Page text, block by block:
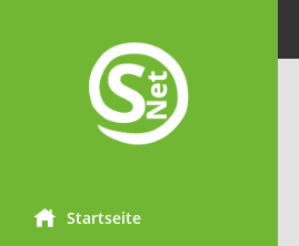
Startseite